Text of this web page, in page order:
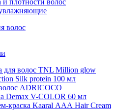
плотности волос
волос
для волос TNL Million glow
Silk protein 100 мл
ADRICOCO
Demax V-COLOR 60 мл
краска Kaaral ААА Hair Cream